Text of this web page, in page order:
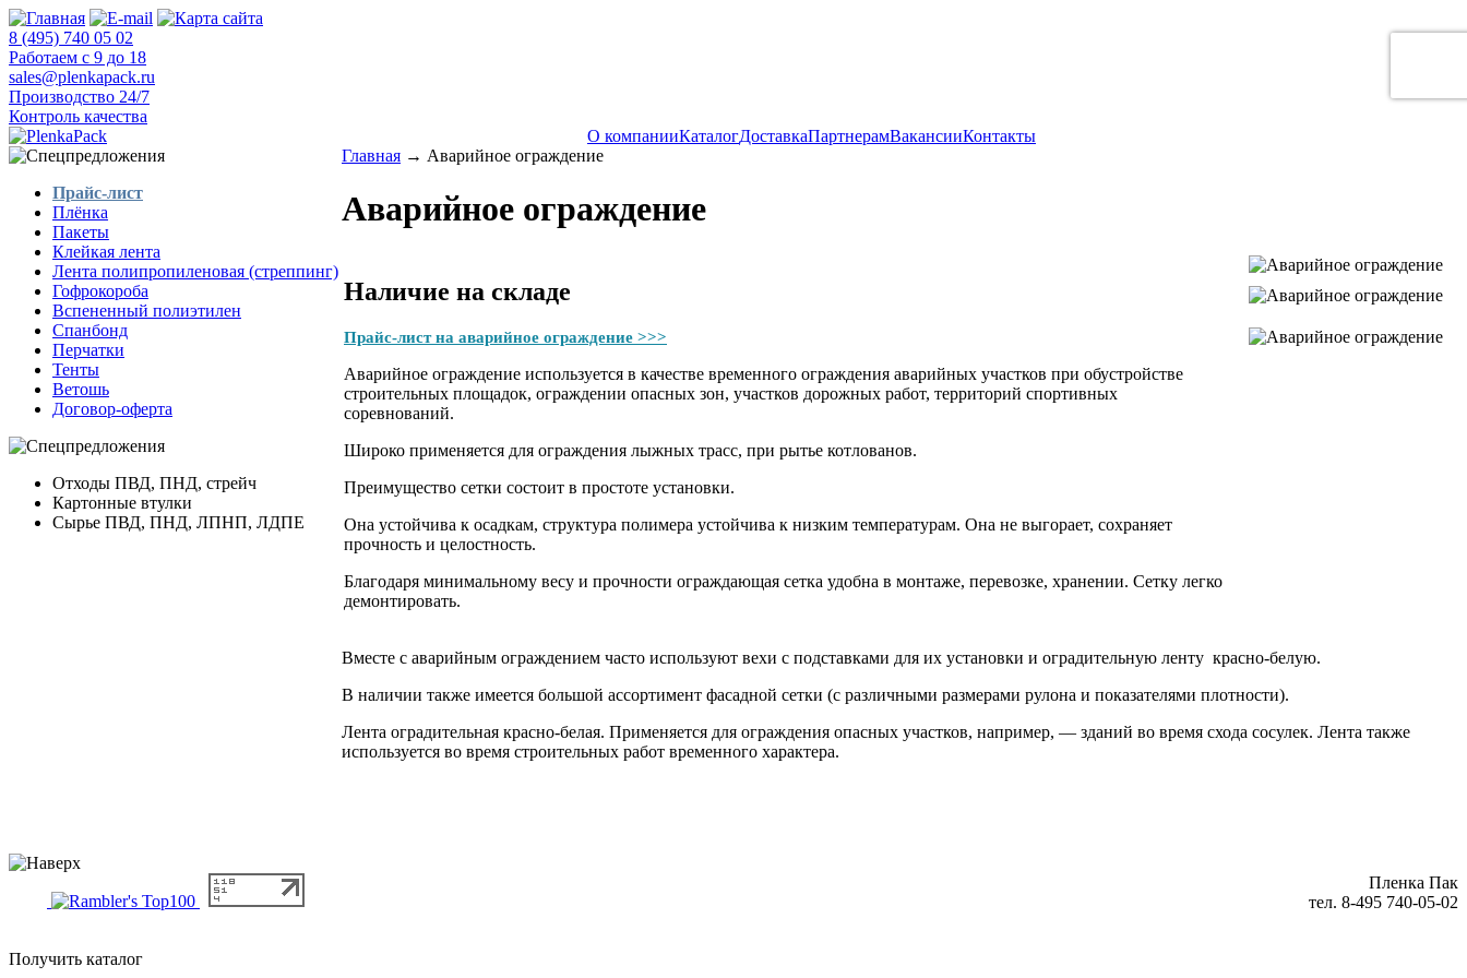
8 (495) 740 05 02
Работаем с 9 до 18
sales@plenkapack.ru
Производство 24/7
Контроль качества
О компанииКаталогДоставкаПартнерамВакансииКонтакты
Прайс-лист
Плёнка
Пакеты
Клейкая лента
Лента полипропиленовая (стреппинг)
Гофрокороба
Вспененный полиэтилен
Спанбонд
Перчатки
Тенты
Ветошь
Договор-оферта
Отходы ПВД, ПНД, стрейч
Картонные втулки
Сырье ПВД, ПНД, ЛПНП, ЛДПЕ
Главная → Аварийное ограждение
Аварийное ограждение
Наличие на складе
Прайс-лист на аварийное ограждение >>>
Аварийное ограждение используется в качестве временного ограждения аварийных участков при обустройстве
строительных площадок, ограждении опасных зон, участков дорожных работ, территорий спортивных
соревнований.
Широко применяется для ограждения лыжных трасс, при рытье котлованов.
Преимущество сетки состоит в простоте установки.
Она устойчива к осадкам, структура полимера устойчива к низким температурам. Она не выгорает, сохраняет
прочность и целостность.
Благодаря минимальному весу и прочности ограждающая сетка удобна в монтаже, перевозке, хранении. Сетку легко
демонтировать.
Вместе с аварийным ограждением часто используют вехи с подставками для их установки и оградительную ленту красно-белую.
В наличии также имеется большой ассортимент фасадной сетки (с различными размерами рулона и показателями плотности).
Лента оградительная красно-белая. Применяется для ограждения опасных участков, например, — зданий во время схода сосулек. Лента также
используется во время строительных работ временного характера.
Пленка Пак
тел. 8-495 740-05-02
Получить каталог